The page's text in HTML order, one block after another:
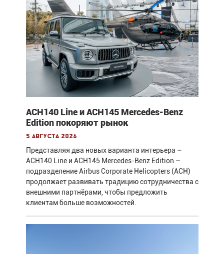
ACH140 Line и ACH145 Mercedes-Benz
Edition покоряют рынок
5 августа 2026
Представляя два новых варианта интерьера –
ACH140 Line и ACH145 Mercedes-Benz Edition –
подразделение Airbus Corporate Helicopters (ACH)
продолжает развивать традицию сотрудничества с
внешними партнёрами, чтобы предложить
клиентам больше возможностей.